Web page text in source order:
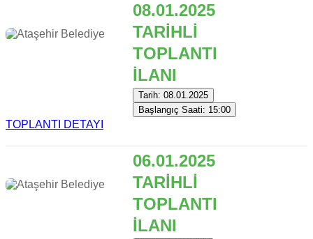
08.01.2025
TARİHLİ
TOPLANTI
İLANI
Tarih: 08.01.2025
Başlangıç Saati: 15:00
TOPLANTI DETAYI
06.01.2025
TARİHLİ
TOPLANTI
İLANI